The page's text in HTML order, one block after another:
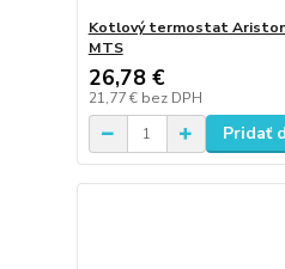
Kotlový termostat Ariston
MTS
26,78 €
21,77 € bez DPH
Pridať